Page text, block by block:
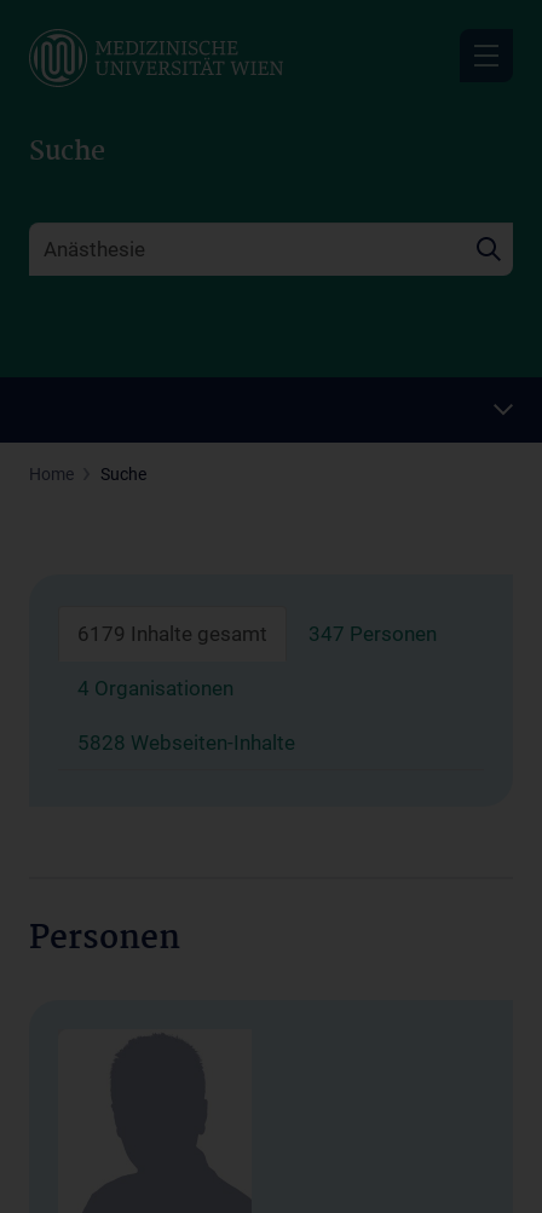
main
Suche
Home Suche
6179 Inhalte gesamt 347 Personen
4 Organisationen
5828 Webseiten-Inhalte
Personen